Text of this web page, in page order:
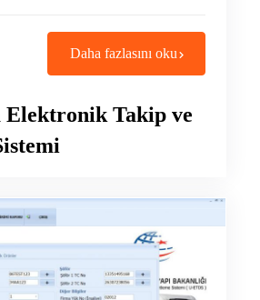
Daha fazlasını oku
Elektronik Takip ve